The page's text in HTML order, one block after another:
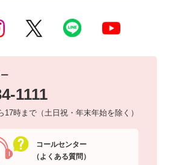
1111
17時まで（土日祝・年末年始を除く）
コールセンター
（よくある質問）